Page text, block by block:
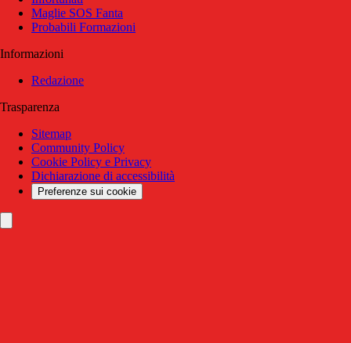
Maglie SOS Fanta
Probabili Formazioni
Informazioni
Redazione
Trasparenza
Sitemap
Community Policy
Cookie Policy e Privacy
Dichiarazione di accessibilità
Preferenze sui cookie